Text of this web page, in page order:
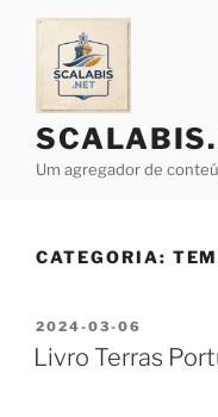
Saltar
conteúdo
Um agregador de
CATEGORIA:
PUBLICADO
EM
2024-03-06
Livro Terras